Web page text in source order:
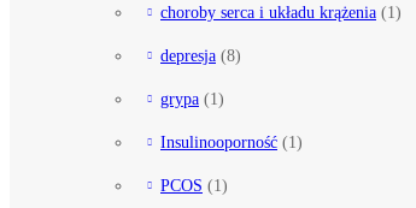
choroby serca i układu krążenia (1)
depresja (8)
grypa (1)
Insulinooporność (1)
PCOS (1)